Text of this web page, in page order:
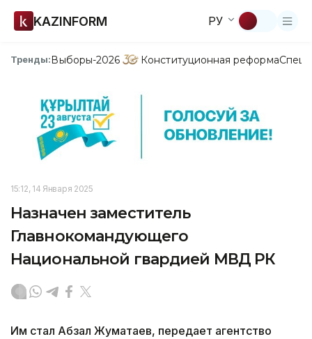
KAZINFORM РУ
Тренды:Выборы-2026 Конституционная реформа
15:12, 14 Января 2025
Назначен заместитель
Главнокомандующего
Национальной гвардией МВД РК
Им стал Абзал Жуматаев, передает агентство